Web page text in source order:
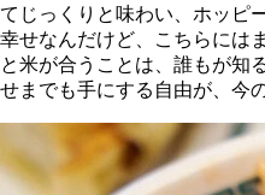
てじっくりと味わい、ホッピ
幸せなんだけど、こちらには
と米が合うことは、誰もが知
せまでも手にする自由が、今